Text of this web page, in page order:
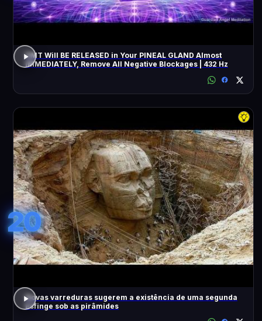
DMT Will BE RELEASED in Your PINEAL GLAND Almost
IMMEDIATELY, Remove All Negative Blockages | 432 Hz
20
Novas varreduras sugerem a existência de uma segunda
Esfinge sob as pirâmides